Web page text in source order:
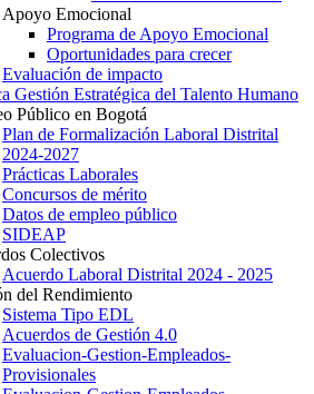
Apoyo Emocional
Programa de Apoyo Emocional
Oportunidades para crecer
Evaluación de impacto
Gestión Estratégica del Talento Humano
Público en Bogotá
Plan de Formalización Laboral Distrital
2024-2027
Prácticas Laborales
Concursos de mérito
Datos de empleo público
SIDEAP
Colectivos
Acuerdo Laboral Distrital 2024 - 2025
del Rendimiento
Sistema Tipo EDL
Acuerdos de Gestión 4.0
Evaluacion-Gestion-Empleados-
Provisionales